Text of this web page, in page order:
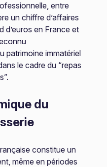
entre
un chiffre d’affaires
d’euros en France et
patrimoine immatériel
le cadre du “repas
du
constitue un
même en périodes